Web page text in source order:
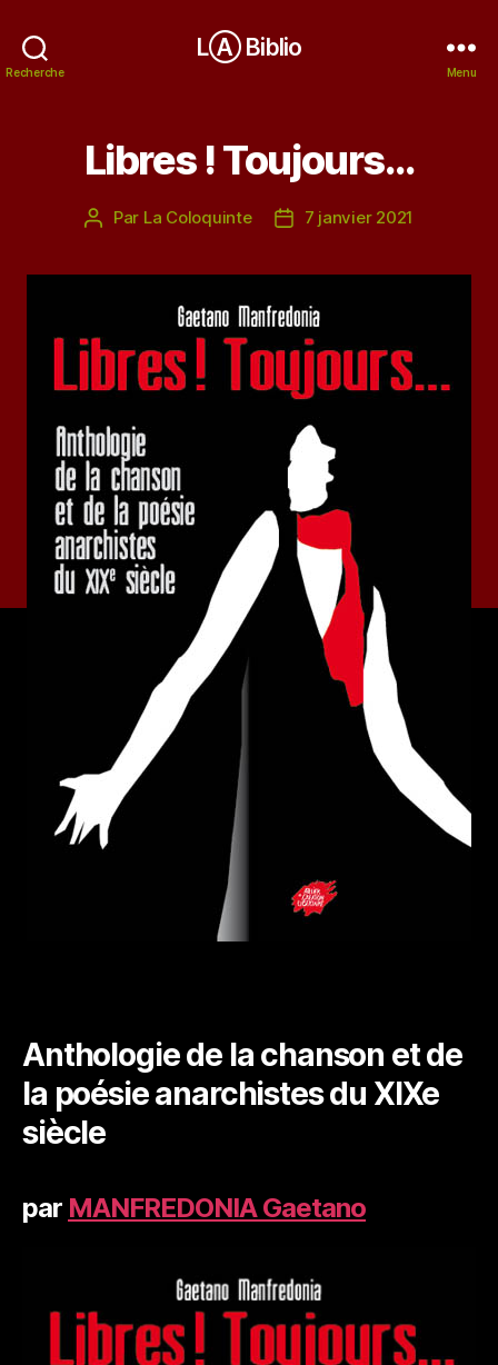
Recherche
LⒶ Biblio
Menu
Libres ! Toujours…
Auteur
Par La Coloquinte
Date7 janvier 2021
Anthologie de la chanson et de
la poésie anarchistes du XIXe
siècle
par MANFREDONIA Gaetano